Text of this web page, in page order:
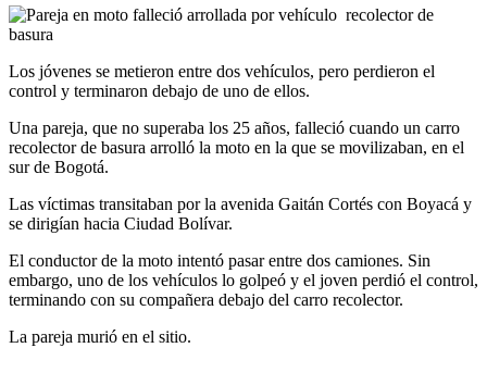
Los jóvenes se metieron entre dos vehículos, pero perdieron el
control y terminaron debajo de uno de ellos.
Una pareja, que no superaba los 25 años, falleció cuando un carro
recolector de basura arrolló la moto en la que se movilizaban, en el
sur de Bogotá.
Las víctimas transitaban por la avenida Gaitán Cortés con Boyacá y
se dirigían hacia Ciudad Bolívar.
El conductor de la moto intentó pasar entre dos camiones. Sin
embargo, uno de los vehículos lo golpeó y el joven perdió el control,
terminando con su compañera debajo del carro recolector.
La pareja murió en el sitio.